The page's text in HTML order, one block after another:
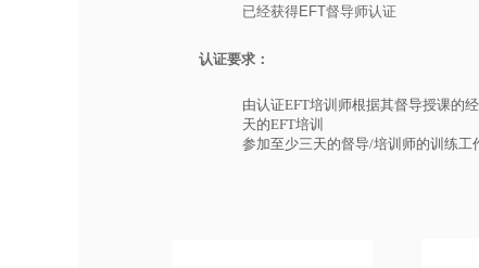
已经获得EFT督导师认证
认证要求：
由认证EFT培训师根据其督导授课的
天的EFT培训
参加至少三天的督导/培训师的训练